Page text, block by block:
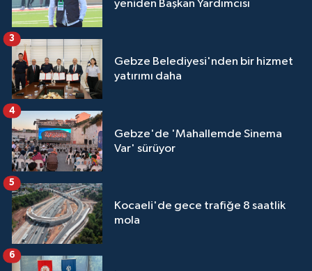
yeniden Başkan Yardımcısı
Gebze Belediyesi'nden bir hizmet
yatırımı daha
3
Gebze'de 'Mahallemde Sinema
Var' sürüyor
4
Kocaeli'de gece trafiğe 8 saatlik
mola
5
6